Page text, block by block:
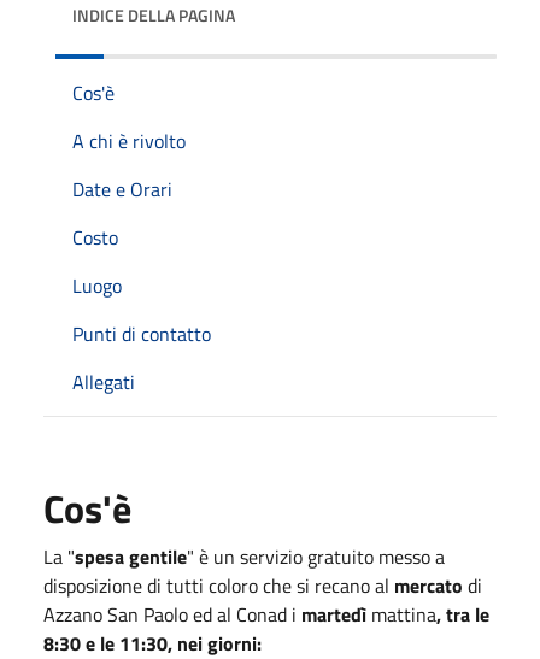
INDICE DELLA PAGINA
Cos'è
A chi è rivolto
Date e Orari
Costo
Luogo
Punti di contatto
Allegati
Cos'è
La "spesa gentile" è un servizio gratuito messo a
disposizione di tutti coloro che si recano al mercato di
Azzano San Paolo ed al Conad i martedì mattina,tra le
8:30 e le 11:30, nei giorni: